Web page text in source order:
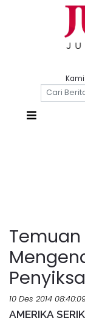
Temuan
10 Des 2014
AMERIKA